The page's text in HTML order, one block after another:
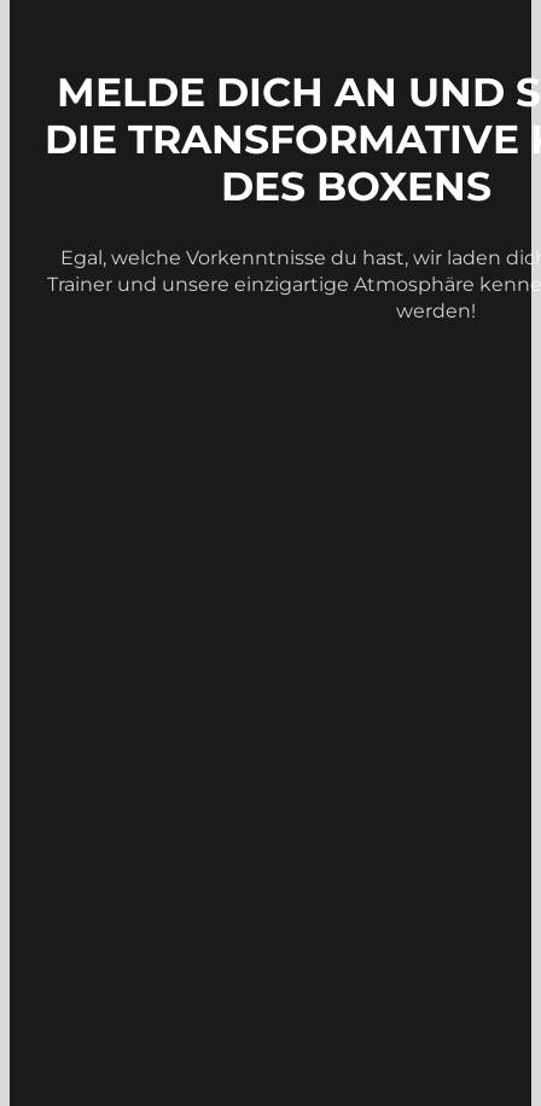
MELDE DICH AN UND
DIE TRANSFORMATIVE
DES BOXENS
Egal, welche Vorkenntnisse du hast, wir laden
Trainer und unsere einzigartige Atmosphäre
werden!